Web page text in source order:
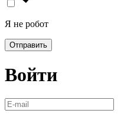
Я не робот
Отправить
Войти